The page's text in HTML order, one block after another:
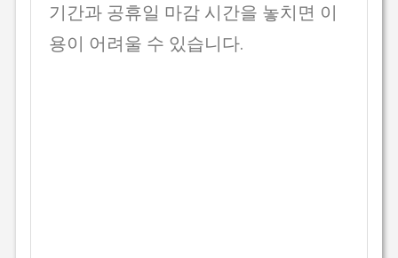
기간과 공휴일 마감 시간을 놓치면 이
용이 어려울 수 있습니다.